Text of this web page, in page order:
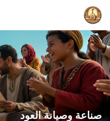
صناعة وصيانة العود